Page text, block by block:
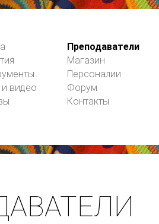
Преподаватели
Магазин
Персоналии
видео
Форум
Контакты